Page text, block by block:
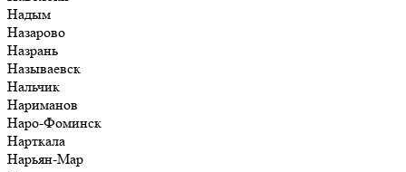
Надым
Назарово
Назрань
Называевск
Нальчик
Нариманов
Наро-Фоминск
Нарткала
Нарьян-Мар